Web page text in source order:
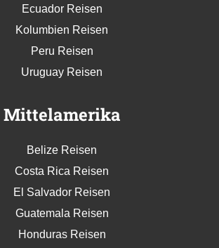
Ecuador Reisen
Kolumbien Reisen
Peru Reisen
Uruguay Reisen
Mittelamerika
Belize Reisen
Costa Rica Reisen
El Salvador Reisen
Guatemala Reisen
Honduras Reisen